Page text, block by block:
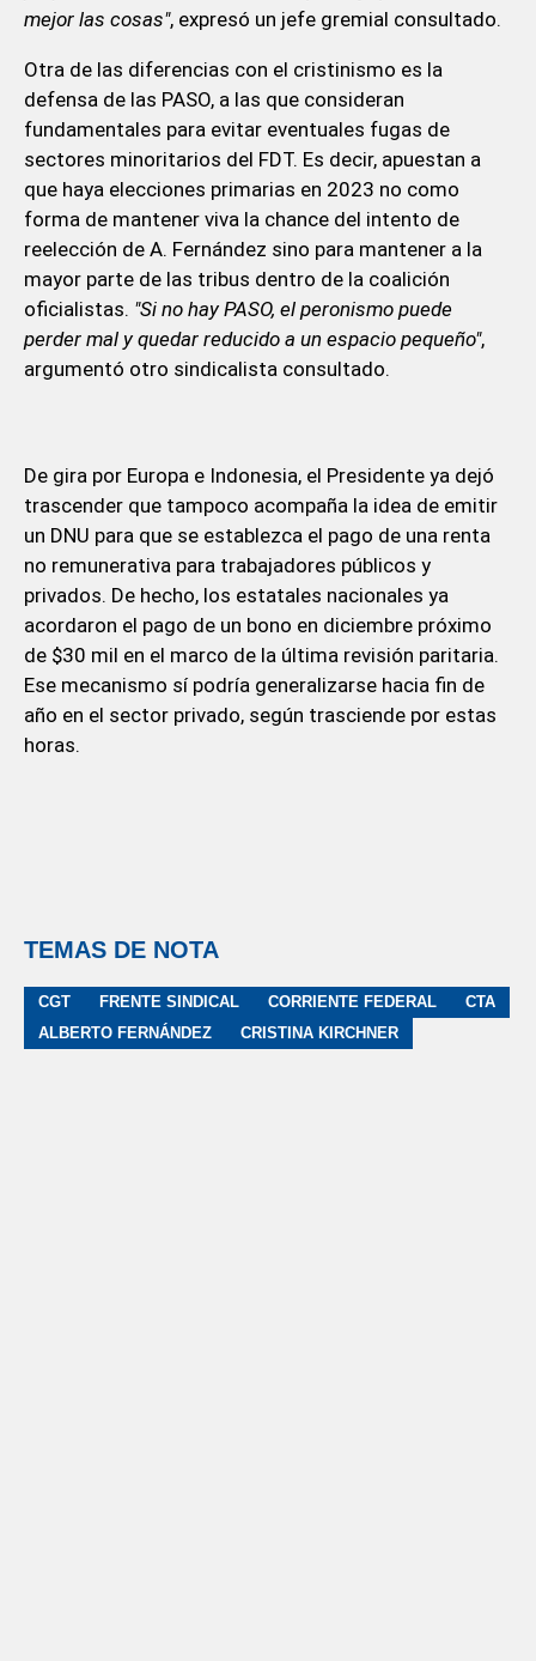
mejor las cosas", expresó un jefe gremial consultado.
Otra de las diferencias con el cristinismo es la
defensa de las PASO, a las que consideran
fundamentales para evitar eventuales fugas de
sectores minoritarios del FDT. Es decir, apuestan a
que haya elecciones primarias en 2023 no como
forma de mantener viva la chance del intento de
reelección de A. Fernández sino para mantener a la
mayor parte de las tribus dentro de la coalición
oficialistas. "Si no hay PASO, el peronismo puede
perder mal y quedar reducido a un espacio pequeño",
argumentó otro sindicalista consultado.
De gira por Europa e Indonesia, el Presidente ya dejó
trascender que tampoco acompaña la idea de emitir
un DNU para que se establezca el pago de una renta
no remunerativa para trabajadores públicos y
privados. De hecho, los estatales nacionales ya
acordaron el pago de un bono en diciembre próximo
de $30 mil en el marco de la última revisión paritaria.
Ese mecanismo sí podría generalizarse hacia fin de
año en el sector privado, según trasciende por estas
horas.
TEMAS DE NOTA
CGT FRENTE SINDICAL CORRIENTE FEDERAL
CTA
ALBERTO FERNÁNDEZ
CRISTINA KIRCHNER